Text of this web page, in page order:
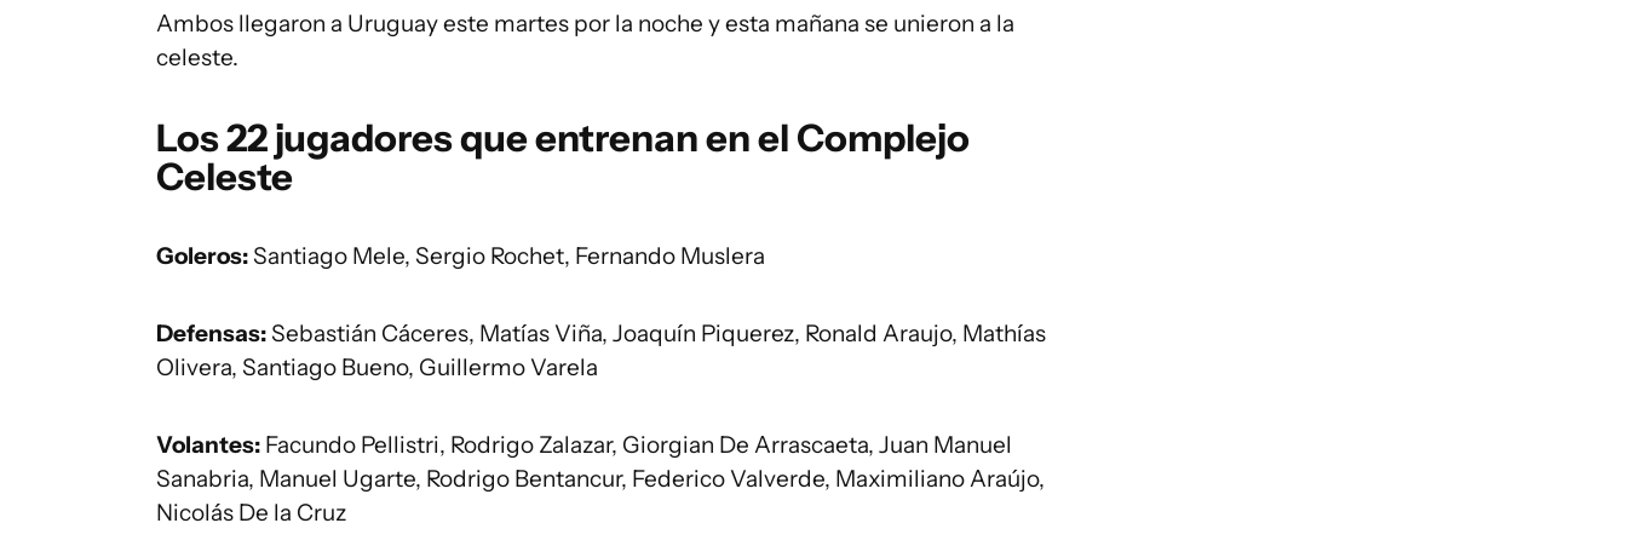
Ambos llegaron a Uruguay este martes por la noche y esta mañana se unieron a la
celeste.
Los 22 jugadores que entrenan en el Complejo
Celeste
Goleros: Santiago Mele, Sergio Rochet, Fernando Muslera
Defensas: Sebastián Cáceres, Matías Viña, Joaquín Piquerez, Ronald Araujo, Mathías
Olivera, Santiago Bueno, Guillermo Varela
Volantes: Facundo Pellistri, Rodrigo Zalazar, Giorgian De Arrascaeta, Juan Manuel
Sanabria, Manuel Ugarte, Rodrigo Bentancur, Federico Valverde, Maximiliano Araújo,
Nicolás De la Cruz